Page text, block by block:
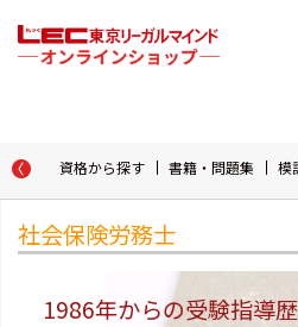
資格から探す 書籍・問題集 模
社会保険労務士
1986年からの受験指導